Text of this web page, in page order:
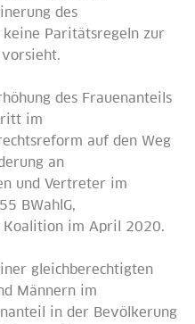
des
keine Paritätsregeln zur
vorsieht.
des Frauenanteils
im
auf den Weg
an
und Vertreter im
BWahlG,
Koalition im April 2020.
gleichberechtigten
Männern im
in der Bevölkerung